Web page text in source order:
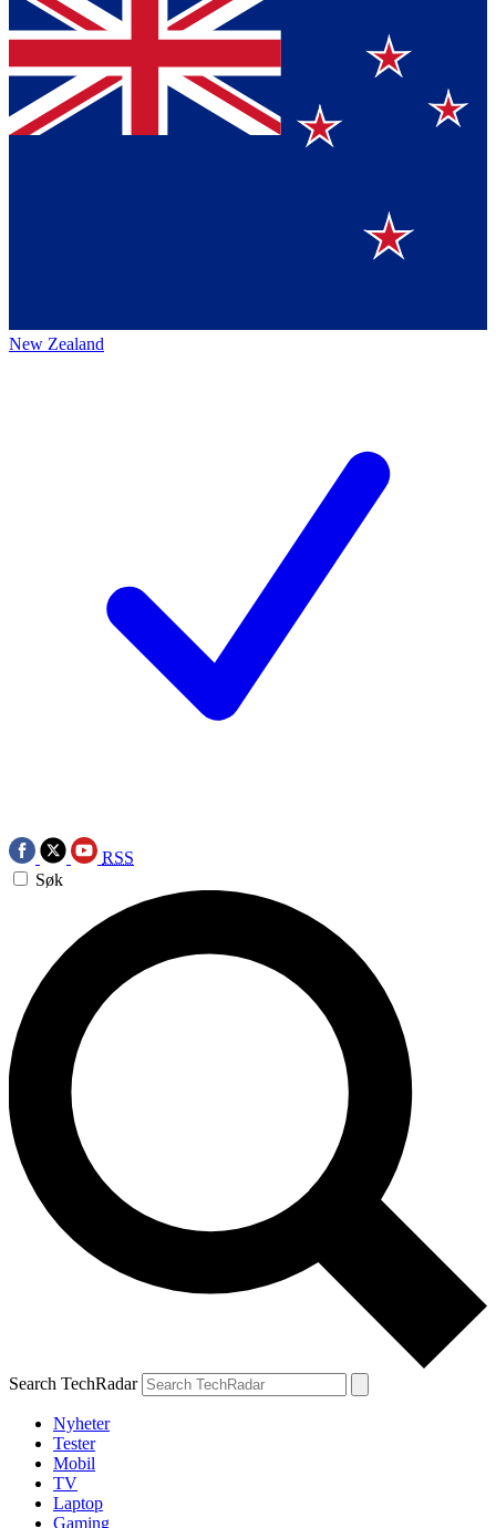
New Zealand
RSS
Søk
Search TechRadar
Nyheter
Tester
Mobil
TV
Laptop
Gaming